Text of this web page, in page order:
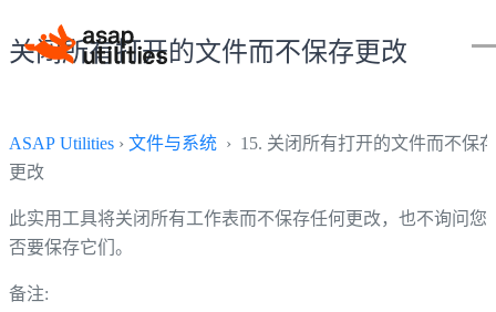
关闭所有打开的文件而不保存更改
ASAP Utilities › 文件与系统 › 15. 关闭所有打开的文件而不保存
更改
此实用工具将关闭所有工作表而不保存任何更改，也不询问您
否要保存它们。
备注: